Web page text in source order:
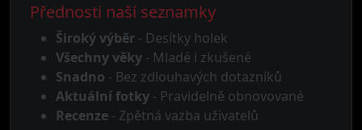
Přednosti naší seznamky
Široký výběr - Desítky holek
Všechny věky - Mladé i zkušené
Snadno - Bez zdlouhavých dotazníků
Aktuální fotky - Pravidelně obnovované
Recenze - Zpětná vazba uživatelů